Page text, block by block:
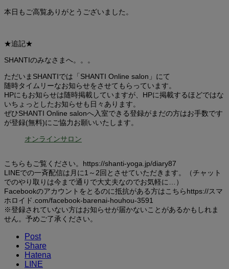
本日もご高覧ありがとうございました。
★追記★
SHANTIのみなさまへ。。。
ただいまSHANTIでは「SHANTI Online salon」にて
随時タイムリーなお知らせをさせてもらっています。
HPにもお知らせは随時掲載していますが、HPに掲載するほどではな
いちょっとしたお知らせも日々あります。
ぜひSHANTI Online salonへ入室できる登録がまだの方はお手数です
が登録(無料)にご協力お願いいたします。
オンラインサロン
こちらもご覧ください。https://shanti-yoga.jp/diary87
LINEでの一斉配信は月に1～2回とさせていただきます。（チャット
でのやり取りは今まで通りで大丈夫なのでお気軽に…）
Facebookのアカウントをとるのに抵抗がある方はこちらhttps://スマ
ホロイド.com/facebook-barenai-houhou-3591
※登録されていない方はお知らせが届かないことがあるかもしれま
せん。予めご了承ください。
Post
Share
Hatena
LINE